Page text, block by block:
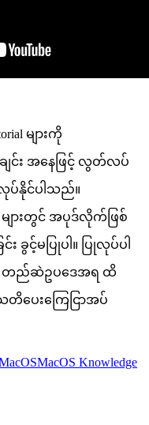
များကို
င်း အနေဖြင့် လွတ်လပ်
လုပ်နိုင်ပါသည်။
များတွင် အပုဒ်လိုက်ဖြစ်
း ခွင့်မပြုပါ။ ပြုလုပ်ပါ
ြီး တည်ဆဲဥပဒေအရ ထိ
တိပေးကြေငြာအပ်
MacOS Knowledge